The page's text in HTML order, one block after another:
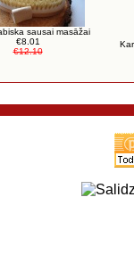
sausai masāžai
€8.01
€12.10